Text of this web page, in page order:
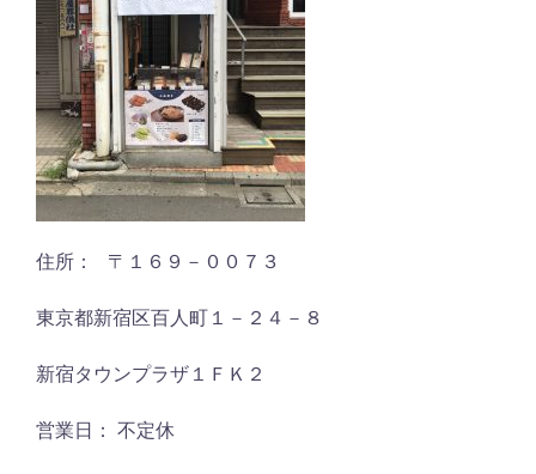
住所： 〒１６９－００７３
東京都新宿区百人町１－２４－８
新宿タウンプラザ１ＦＫ２
営業日： 不定休